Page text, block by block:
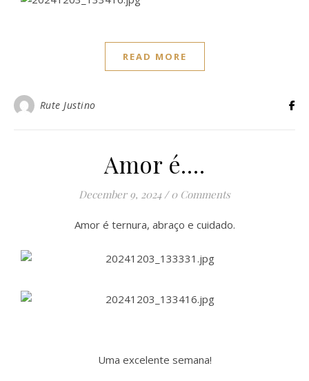
READ MORE
Rute Justino
Amor é….
December 9, 2024 / 0 Comments
Amor é ternura, abraço e cuidado.
Uma excelente semana!